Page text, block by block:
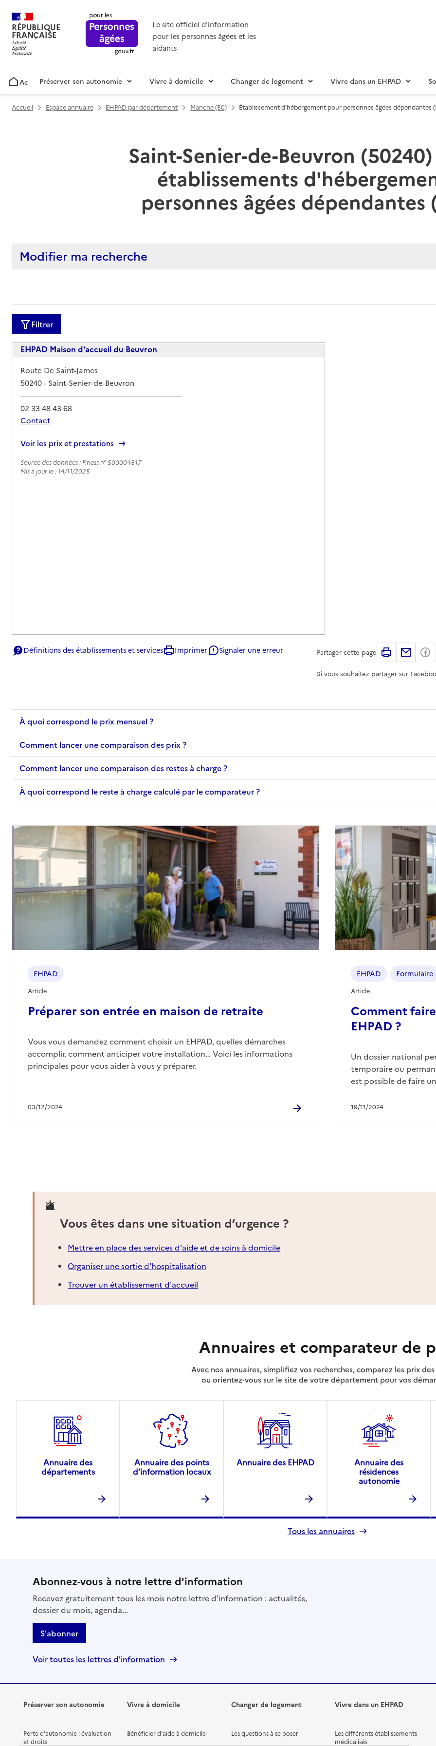
RÉPUBLIQUE
FRANÇAISE
Le site officiel d'information
pour les personnes âgées et les
aidants
AccueilPréserver son autonomie Vivre à domicile Changer de logement Vivre dans un EHPAD
Accueil Espace annuaire EHPAD par département Manche (50) Établissement d'hébergement pour personnes âgées dépendantes
Saint-Senier-de-Beuvron
établissements
personnes âgées dépendantes
Modifier ma recherche
Filtrer
EHPAD Maison d'accueil du Beuvron
Adresse
Route De Saint-James
50240- Saint-Senier-de-Beuvron
02 33 48 43 68
Contact
Voir les prix et prestations
Source des données : Finess n° 500004817
Mis à jour le : 14/11/2025
Définitions des établissements et services Imprimer Signaler une erreur Partager cette page Imprimer
Si vous souhaitez partager sur
À quoi correspond le prix mensuel ?
Comment lancer une comparaison des prix ?
Comment lancer une comparaison des restes à charge ?
À quoi correspond le reste à charge calculé par le comparateur ?
Préparer son entrée en maison de retraite
03/12/2024
EHPAD
Article
Vous vous demandez comment choisir un EHPAD, quelles démarches
accomplir, comment anticiper votre installation… Voici les informations
principales pour vous aider à vous y préparer.
Comment
EHPAD ?
19/11/2024
EHPAD Formulaire
Article
Un dossier national
temporaire ou
est possible de faire
Vous êtes dans une situation d’urgence ?
Mettre en place des services d'aide et de soins à domicile
Organiser une sortie d'hospitalisation
Trouver un établissement d'accueil
Annuaires et comparateur de
Avec nos annuaires, simplifiez vos recherches, comparez les prix des
ou orientez-vous sur le site de votre département pour vos
Annuaire des
départements
Annuaire des points
d’information locaux
Annuaire des EHPAD
Annuaire des
résidences
autonomie
Tous les annuaires
Abonnez-vous à notre lettre d'information
Recevez gratuitement tous les mois notre lettre d'information : actualités,
dossier du mois, agenda...
S'abonner
Voir toutes les lettres d'information
Préserver son autonomie
Perte d'autonomie : évaluation
et droits
Vivre à domicile
Bénéficier d'aide à domicile
Changer de logement
Les questions à se poser
Vivre dans un EHPAD
Les différents établissements
médicalisés